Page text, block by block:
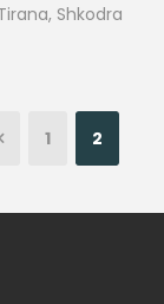
Shkodra
1 2